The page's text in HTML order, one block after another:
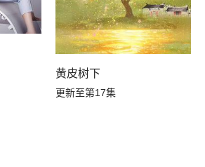
黄皮树下
更新至第17集